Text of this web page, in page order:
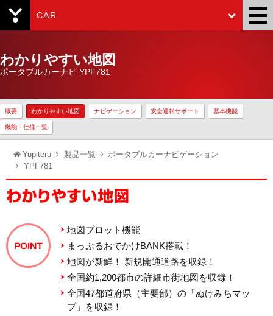
CAR
わかりやすい地図
ポータブルカーナビ YPF781
概要 わかりやすい地図 ナビゲーション 安全運転サポート 基本機能
機能・仕様一覧
Yupiteru 製品一覧
ポータブルカーナビゲーション
YPF781
地図プロット機能
まっぷるおでかけBANK搭載！
地図が新鮮！ 新規開通道路を収録！
全国約1,200都市の詳細市街地図を収録！
全国47都道府県（主要部）の「ぬけみちマッ
プ」を収録！